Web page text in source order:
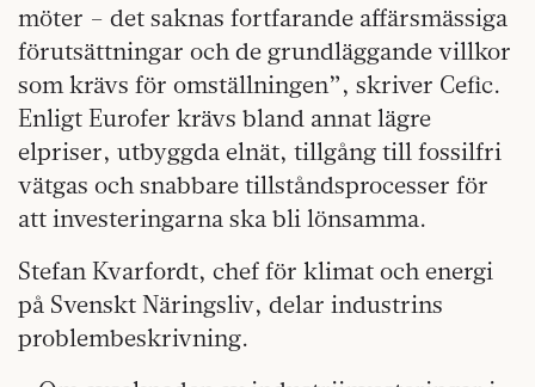
möter – det saknas fortfarande affärsmässiga
förutsättningar och de grundläggande villkor
som krävs för omställningen”, skriver Cefic.
Enligt Eurofer krävs bland annat lägre
elpriser, utbyggda elnät, tillgång till fossilfri
vätgas och snabbare tillståndsprocesser för
att investeringarna ska bli lönsamma.
Stefan Kvarfordt, chef för klimat och energi
på Svenskt Näringsliv, delar industrins
problembeskrivning.